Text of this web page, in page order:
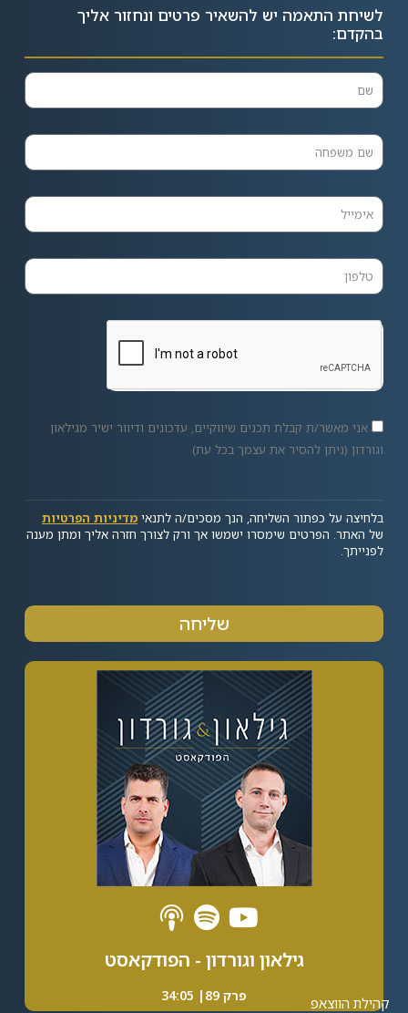
לשיחת התאמה יש להשאיר פרטים ונחזור אליך
בהקדם:
אני מאשר/ת קבלת תכנים שיווקיים, עדכונים ודיוור ישיר מגילאון
וגורדון (ניתן להסיר את עצמך בכל עת)
בלחיצה על כפתור השליחה, הנך מסכים/ה לתנאי מדיניות הפרטיות
של האתר. הפרטים שימסרו ישמשו אך ורק לצורך חזרה אליך ומתן מענה
לפנייתך.
שליחה
גילאון וגורדון - הפודקאסט
פרק 89| 34:05